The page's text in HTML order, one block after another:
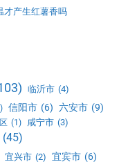
才产生红薯香吗
临沂市 (4)
信阳市 (6) 六安市 (9)
(1) 咸宁市 (3)
(45)
宜兴市 (2) 宜宾市 (6)